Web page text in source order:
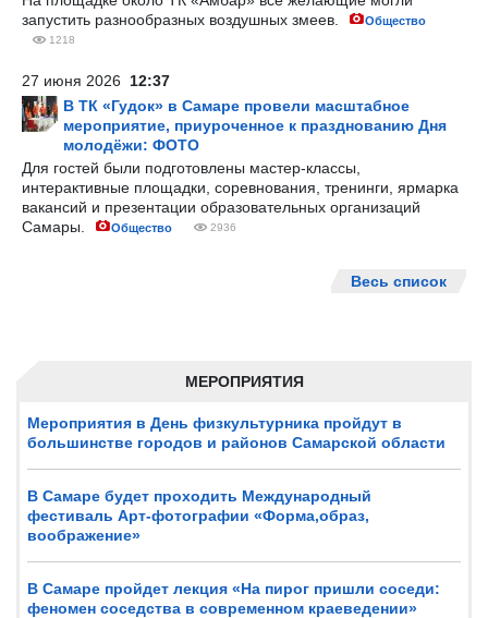
МЕРОПРИЯТИЯ
Мероприятия в День физкультурника пройдут в
большинстве городов и районов Самарской области
В Самаре будет проходить Международный
фестиваль Арт-фотографии «Форма,образ,
воображение»
В Самаре пройдет лекция «На пирог пришли соседи:
феномен соседства в современном краеведении»
запустить разнообразных воздушных змеев.
Общество
1218
27 июня 2026 12:37
В ТК «Гудок» в Самаре провели масштабное
мероприятие, приуроченное к празднованию Дня
молодёжи: ФОТО
Для гостей были подготовлены мастер-классы,
интерактивные площадки, соревнования, тренинги, ярмарка
вакансий и презентации образовательных организаций
Самары.
Общество 2936
Весь список